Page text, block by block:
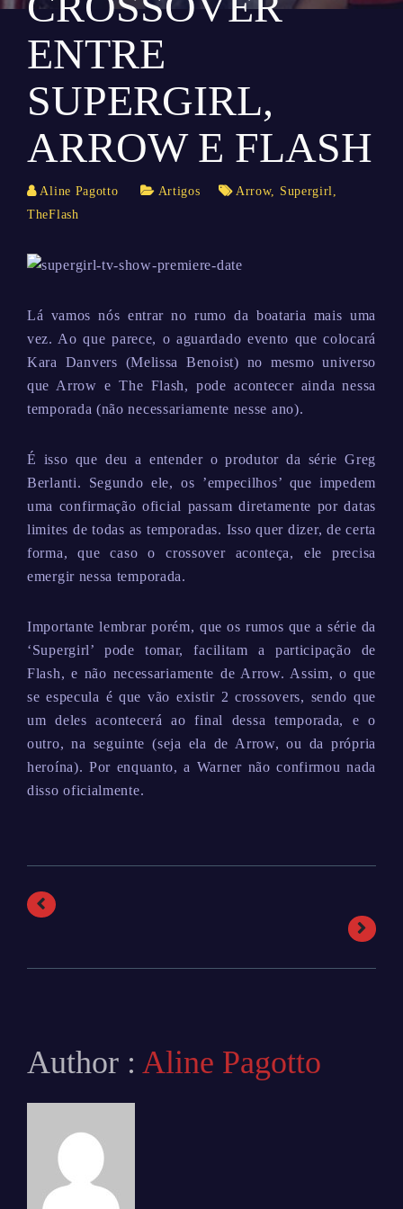
ENTRE
SUPERGIRL,
ARROW E FLASH
Aline Pagotto Artigos Arrow, Supergirl,
TheFlash
Lá vamos nós entrar no rumo da boataria mais uma
vez. Ao que parece, o aguardado evento que colocará
Kara Danvers (Melissa Benoist) no mesmo universo
que Arrow e The Flash, pode acontecer ainda nessa
temporada (não necessariamente nesse ano).
É isso que deu a entender o produtor da série Greg
Berlanti. Segundo ele, os ’empecilhos’ que impedem
uma confirmação oficial passam diretamente por datas
limites de todas as temporadas. Isso quer dizer, de certa
forma, que caso o crossover aconteça, ele precisa
emergir nessa temporada.
Importante lembrar porém, que os rumos que a série da
‘Supergirl’ pode tomar, facilitam a participação de
Flash, e não necessariamente de Arrow. Assim, o que
se especula é que vão existir 2 crossovers, sendo que
um deles acontecerá ao final dessa temporada, e o
outro, na seguinte (seja ela de Arrow, ou da própria
heroína). Por enquanto, a Warner não confirmou nada
disso oficialmente.
Author : Aline Pagotto